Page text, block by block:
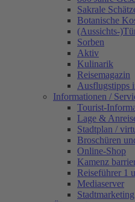
Sakrale
Botanische
(Aussichts-
Sorben
Aktiv
Kulinarik
Reisemagazin
Ausflugstipps
Informationen /
Tourist-
Lage &
Stadtplan /
Broschüren
Online-Shop
Kamenz
Reiseführer 1
Mediaserver
Stadtmarketing